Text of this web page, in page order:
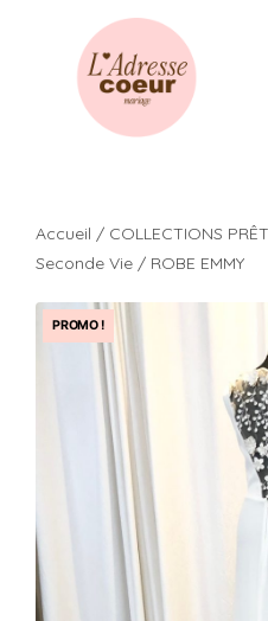
Accueil / COLLECTIONS
Seconde Vie / ROBE EMMY
PROMO !